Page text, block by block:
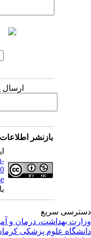
ارسال
بازنشر اطلاعات
سریع
بهداشت، درمان و
علوم پزشکی کرمان